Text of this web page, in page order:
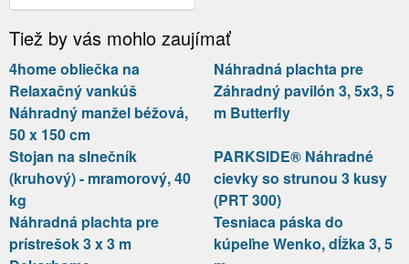
Tiež by vás mohlo zaujímať
4home obliečka na
Relaxačný vankúš
Náhradný manžel béžová,
50 x 150 cm
Náhradná plachta pre
Záhradný pavilón 3, 5x3, 5
m Butterfly
Stojan na slnečník
(kruhový) - mramorový, 40
kg
PARKSIDE® Náhradné
cievky so strunou 3 kusy
(PRT 300)
Náhradná plachta pre
prístrešok 3 x 3 m
Tesniaca páska do
kúpeľne Wenko, dĺžka 3, 5